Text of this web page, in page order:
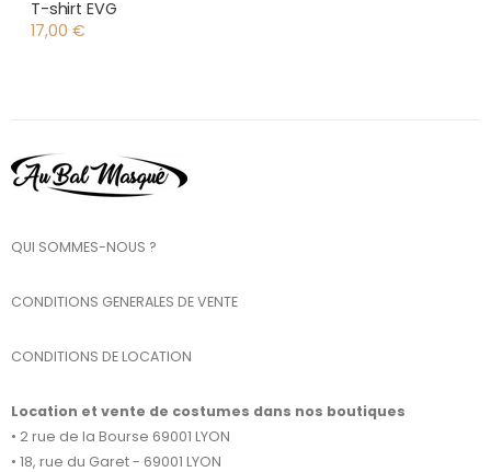
T-shirt EVG
17,00 €
QUI SOMMES-NOUS ?
CONDITIONS GENERALES DE VENTE
CONDITIONS DE LOCATION
Location et vente de costumes dans nos boutiques
• 2 rue de la Bourse 69001 LYON
• 18, rue du Garet - 69001 LYON